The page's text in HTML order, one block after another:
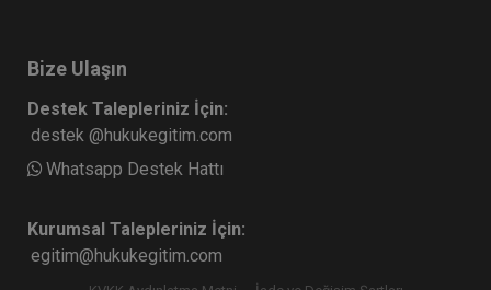
Bize Ulaşın
Destek Talepleriniz İçin:
destek @hukukegitim.com
Whatsapp Destek Hattı
Kurumsal Talepleriniz İçin:
egitim@hukukegitim.com